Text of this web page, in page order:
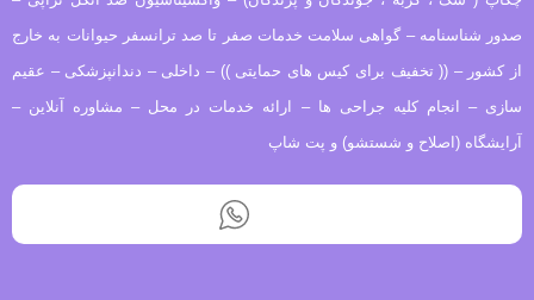
صدور شناسنامه – گواهی سلامت خدمات صفر تا صد ترانسفر حیوانات به خارج
از کشور – (( تخفیف برای کیس های حمایتی )) – داخلی – دندانپزشکی – عقیم
سازی – انجام کلیه جراحی ها – ارائه خدمات در محل – مشاوره آنلاین –
آرایشگاه (اصلاح و شستشو) و پت شاپ